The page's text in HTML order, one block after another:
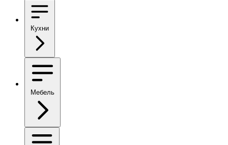
Кухни
Мебель